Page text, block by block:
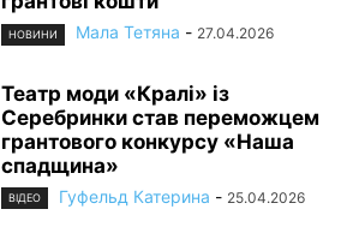
НОВИНИ Мала Тетяна - 27.04.2026
Театр моди «Кралі» із
Серебринки став переможцем
грантового конкурсу «Наша
спадщина»
ВІДЕО Гуфельд Катерина - 25.04.2026